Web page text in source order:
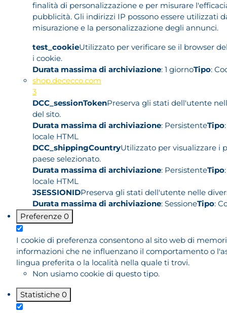
finalità di personalizzazione e per misurare
pubblicità. Gli indirizzi IP possono essere utilizzati
misurazione e la personalizzazione degli annunci.
test_cookieUtilizzato per verificare se il browser
i cookie.
Durata massima di archiviazione: 1 giornoTipo:
shop.dececco.com
3
DCC_sessionTokenPreserva gli stati dell'utente
del sito.
Durata massima di archiviazione: PersistenteTipo
locale HTML
DCC_shippingCountryUtilizzato per visualizzare i
paese selezionato.
Durata massima di archiviazione: PersistenteTipo
locale HTML
JSESSIONIDPreserva gli stati dell'utente nelle
Durata massima di archiviazione: SessioneTipo:
Preferenze 0
I cookie di preferenza consentono al sito web di
informazioni che ne influenzano il comportamento o
lingua preferita o la località nella quale ti trovi.
Non usiamo cookie di questo tipo.
Statistiche 0